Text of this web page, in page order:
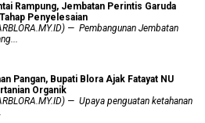
Rampung, Jembatan Perintis Garuda
Penyelesaian
— Pembangunan Jembatan
Pangan, Bupati Blora Ajak Fatayat NU
Organik
— Upaya penguatan ketahanan